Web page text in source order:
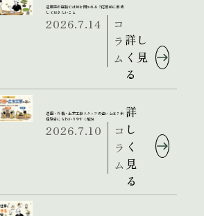
造園業の面接では何を聞かれる？応募前に準備
しておきたいこと
2026.7.14
コ
ラ
ム
詳し
く見
る
造園・外構・土木工事スタッフの違いとは？未
経験者にもわかりやすく解説
2026.7.10
コ
ラ
ム
詳
し
く
見
る